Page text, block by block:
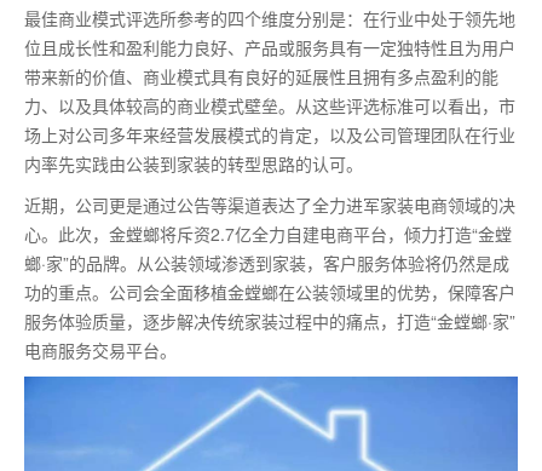
最佳商业模式评选所参考的四个维度分别是：在行业中处于领先地
位且成长性和盈利能力良好、产品或服务具有一定独特性且为用户
带来新的价值、商业模式具有良好的延展性且拥有多点盈利的能
力、以及具体较高的商业模式壁垒。从这些评选标准可以看出，市
场上对公司多年来经营发展模式的肯定，以及公司管理团队在行业
内率先实践由公装到家装的转型思路的认可。
近期，公司更是通过公告等渠道表达了全力进军家装电商领域的决
心。此次，金螳螂将斥资2.7亿全力自建电商平台，倾力打造“金螳
螂·家”的品牌。从公装领域渗透到家装，客户服务体验将仍然是成
功的重点。公司会全面移植金螳螂在公装领域里的优势，保障客户
服务体验质量，逐步解决传统家装过程中的痛点，打造“金螳螂·家”
电商服务交易平台。